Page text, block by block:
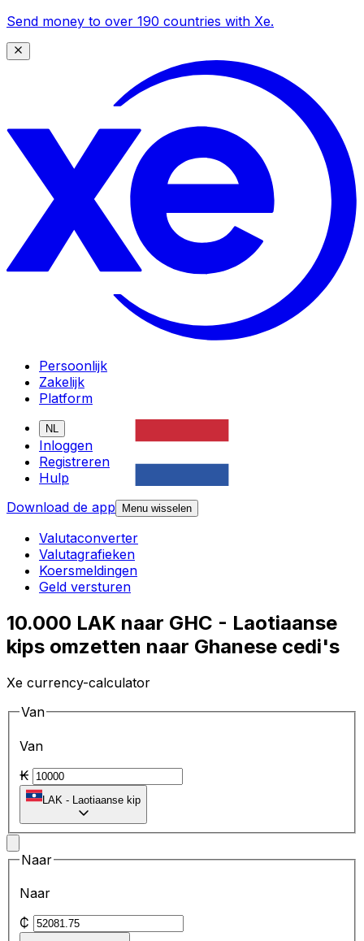
Send money to over 190 countries with Xe.
Persoonlijk
Zakelijk
Platform
NL
Inloggen
Registreren
Hulp
Download de app
Menu wisselen
Valutaconverter
Valutagrafieken
Koersmeldingen
Geld versturen
10.000 LAK naar GHC - Laotiaanse
kips omzetten naar Ghanese cedi's
Xe currency-calculator
Van
Van
₭
LAK - Laotiaanse kip
Naar
Naar
₵